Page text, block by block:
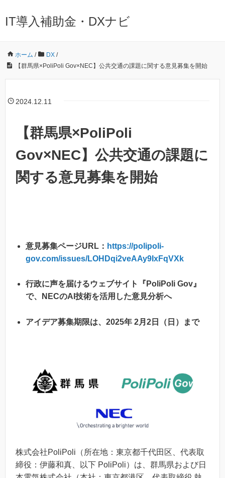
IT導入補助金・DXナビ
ホーム / DX /
【群馬県×PoliPoli Gov×NEC】公共交通の課題に関する意見募集を開始
2024.12.11
【群馬県×PoliPoli
Gov×NEC】公共交通の課題に
関する意見募集を開始
意見募集ページURL： https://polipoli-
gov.com/issues/LOHDqi2veAAy9IxFqVXk
行政に声を届けるウェブサイト『PoliPoli Gov』
で、NECのAI技術を活用した意見分析へ
アイデア募集期限は、2025年 2月2日（日）まで
株式会社PoliPoli（所在地：東京都千代田区、代表取
締役：伊藤和真、以下 PoliPoli）は、群馬県および日